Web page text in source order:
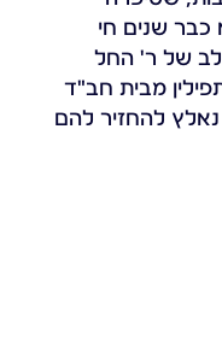
שנים חי
של ר' החל
מבית חב"ד
נאלץ להחזיר להם